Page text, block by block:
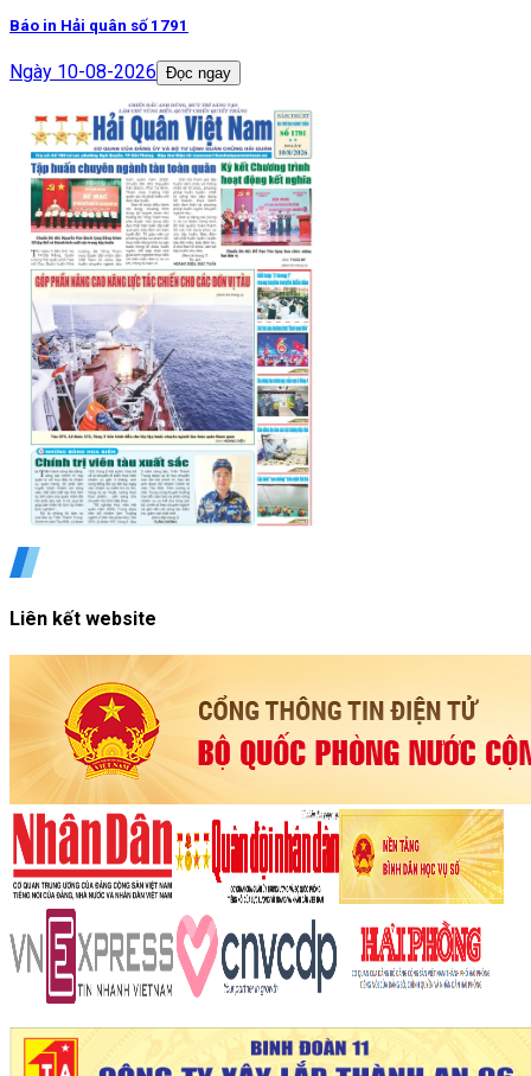
Báo in Hải quân số 1791
Ngày 10-08-2026 Đọc ngay
Liên kết website